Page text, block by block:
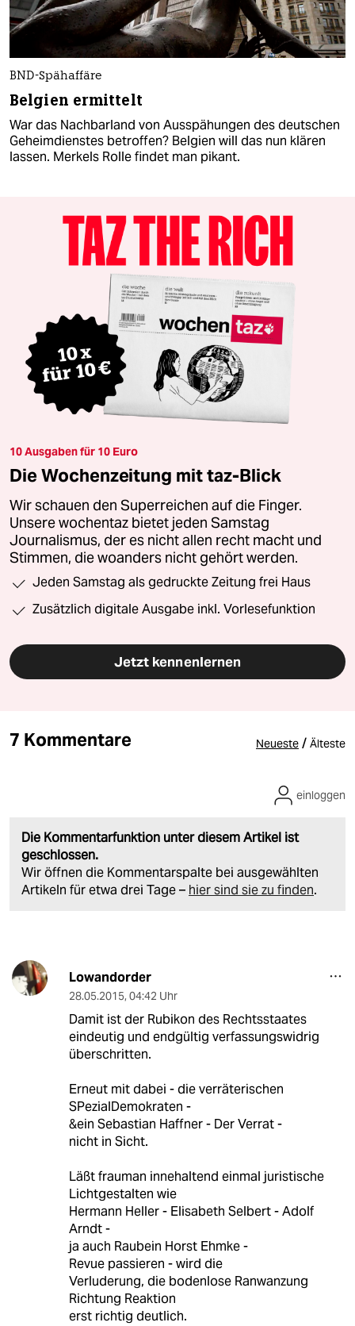
BND-Spähaffäre
Belgien ermittelt
War das Nachbarland von Ausspähungen des deutschen
Geheimdienstes betroffen? Belgien will das nun klären
lassen. Merkels Rolle findet man pikant.
10 Ausgaben für 10 Euro
Die Wochenzeitung mit taz-Blick
Wir schauen den Superreichen auf die Finger.
Unsere wochentaz bietet jeden Samstag
Journalismus, der es nicht allen recht macht und
Stimmen, die woanders nicht gehört werden.
Jeden Samstag als gedruckte Zeitung frei Haus
Zusätzlich digitale Ausgabe inkl. Vorlesefunktion
Jetzt kennenlernen
7 Kommentare Neueste / Älteste
Die Kommentarfunktion unter diesem Artikel ist
geschlossen.
Wir öffnen die Kommentarspalte bei ausgewählten
Artikeln für etwa drei Tage – hier sind sie zu finden.
einloggen
Lowandorder
28.05.2015, 04:42 Uhr
Damit ist der Rubikon des Rechtsstaates
eindeutig und endgültig verfassungswidrig
überschritten.
Erneut mit dabei - die verräterischen
SPezialDemokraten -
&ein Sebastian Haffner - Der Verrat -
nicht in Sicht.
Läßt frauman innehaltend einmal juristische
Lichtgestalten wie
Hermann Heller - Elisabeth Selbert - Adolf
Arndt -
ja auch Raubein Horst Ehmke -
Revue passieren - wird die
Verluderung, die bodenlose Ranwanzung
Richtung Reaktion
erst richtig deutlich.